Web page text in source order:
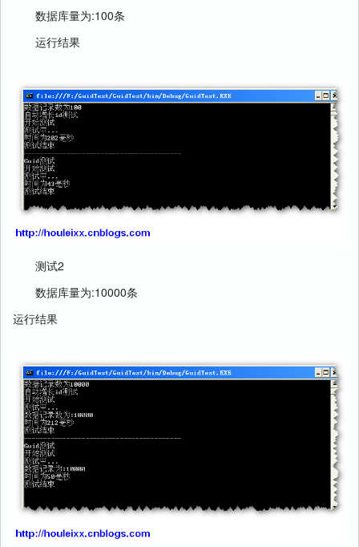
数据库量为:100条
运行结果
测试2
数据库量为:10000条
运行结果